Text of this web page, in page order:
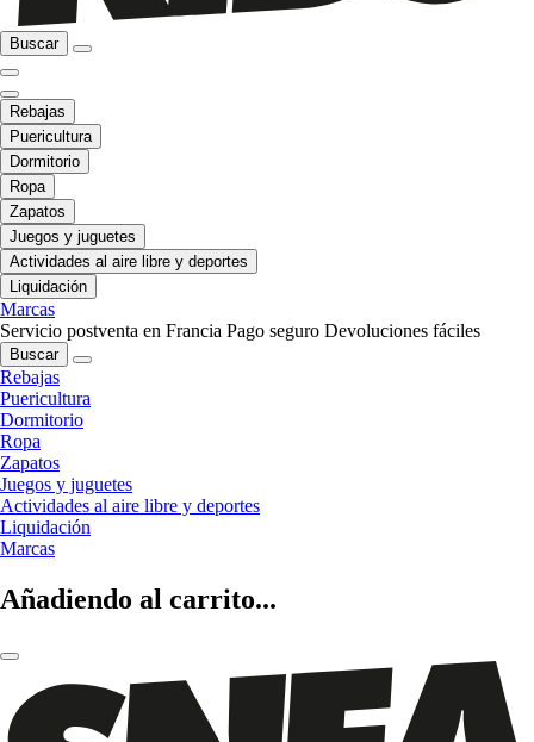
Buscar
Rebajas
Puericultura
Dormitorio
Ropa
Zapatos
Juegos y juguetes
Actividades al aire libre y deportes
Liquidación
Marcas
Servicio postventa en Francia Pago seguro Devoluciones fáciles
Buscar
Rebajas
Puericultura
Dormitorio
Ropa
Zapatos
Juegos y juguetes
Actividades al aire libre y deportes
Liquidación
Marcas
Añadiendo al carrito...